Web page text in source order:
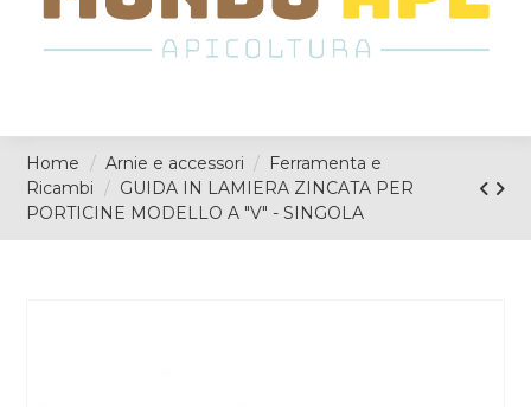
Home Arnie e accessori
Ferramenta e
Ricambi
GUIDA IN LAMIERA ZINCATA PER
PORTICINE MODELLO A "V" - SINGOLA